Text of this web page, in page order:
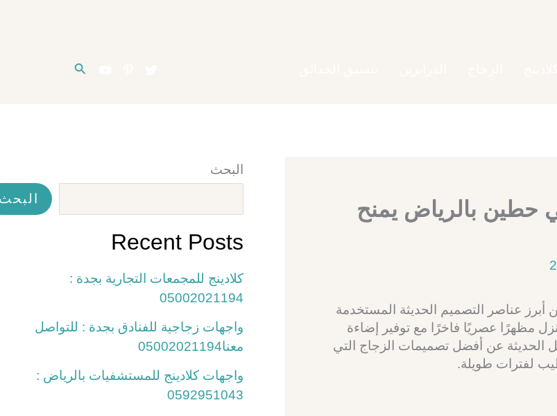
البحث
حطين بالرياض يمنح
عناصر التصميم الحديثة المستخدمة
مظهرًا عصريًا فاخرًا مع توفير إضاءة
الحديثة عن أفضل تصميمات الزجاج التي
لفترات طويلة.
البحث
Recent Posts
كلادينج للمجمعات التجارية بجدة :
05002021194
واجهات زجاجية للفنادق بجدة : للتواصل
معنا05002021194
واجهات كلادينج للمستشفيات بالرياض :
0592951043